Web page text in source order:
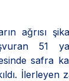
ağrısı
51
safra
İlerleyen